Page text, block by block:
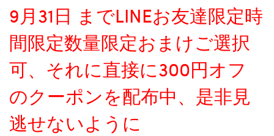
9月31日 までLINEお友達限定時
間限定数量限定おまけご選択
可、それに直接に300円オフ
のクーポンを配布中、是非見
逃せないように